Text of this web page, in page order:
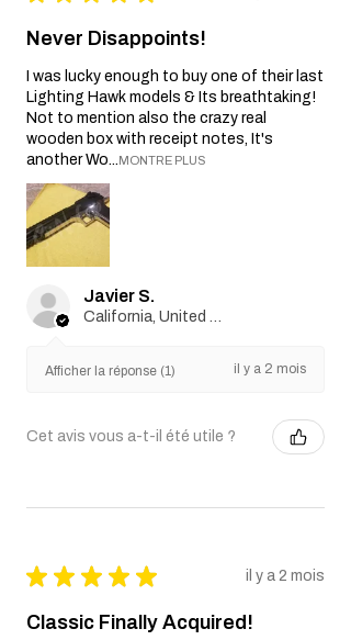
Never Disappoints!
I was lucky enough to buy one of their last
Lighting Hawk models & Its breathtaking!
Not to mention also the crazy real
wooden box with receipt notes, It's
another Wo...MONTRE PLUS
Javier S.
Afficher la réponse (1) il y a 2 mois
Cet avis vous a-t-il été utile ?
★ ★ ★ ★ ★ il y a 2 mois
Classic Finally Acquired!